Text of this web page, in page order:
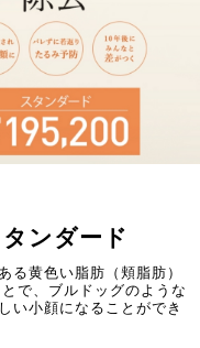
ンダード
黄色い脂肪（頬脂肪）
で、ブルドッグのような
い小顔になることができ